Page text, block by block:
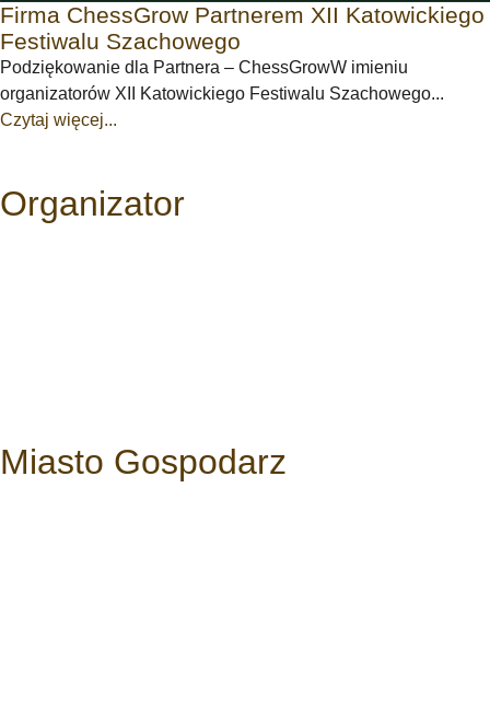
Firma ChessGrow Partnerem XII Katowickiego
Festiwalu Szachowego
Podziękowanie dla Partnera – ChessGrowW imieniu
organizatorów XII Katowickiego Festiwalu Szachowego...
Czytaj więcej...
Organizator
Miasto Gospodarz